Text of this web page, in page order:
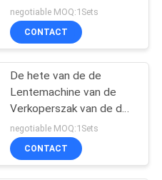
Machines Automatische
Technicalcnc Buigende
Machine
negotiable MOQ:1Sets
CONTACT
De hete van de de
Lentemachine van de
Verkoperszak van de de
Zakmatras Fabriek van
de Lentechina
negotiable MOQ:1Sets
CONTACT